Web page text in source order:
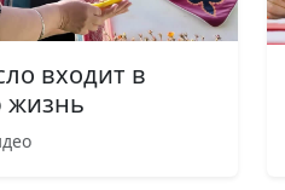
входит в
жизнь